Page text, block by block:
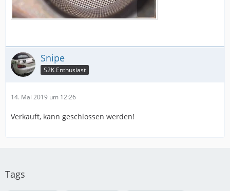
Snipe
S2K Enthusiast
14. Mai 2019 um 12:26
Verkauft, kann geschlossen werden!
Tags